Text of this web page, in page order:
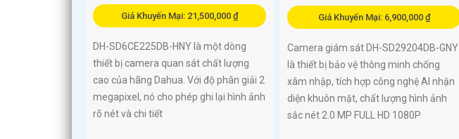
Giá Khuyến Mại: 21,500,000 ₫
DH-SD6CE225DB-HNY là một dòng
thiết bị camera quan sát chất lượng
cao của hãng Dahua. Với độ phân giải 2
megapixel, nó cho phép ghi lại hình ảnh
rõ nét và chi tiết
Giá Khuyến Mại: 6,900,000 ₫
Camera giám sát DH-SD29204DB-GNY
là thiết bị bảo vệ thông minh chống
xâm nhập, tích hợp công nghệ AI nhận
diện khuôn mặt, chất lượng hình ảnh
sắc nét 2.0 MP FULL HD 1080P